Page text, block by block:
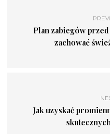
Plan zabiegów
zachować
Jak uzyskać